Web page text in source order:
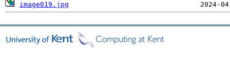
image019.jpg